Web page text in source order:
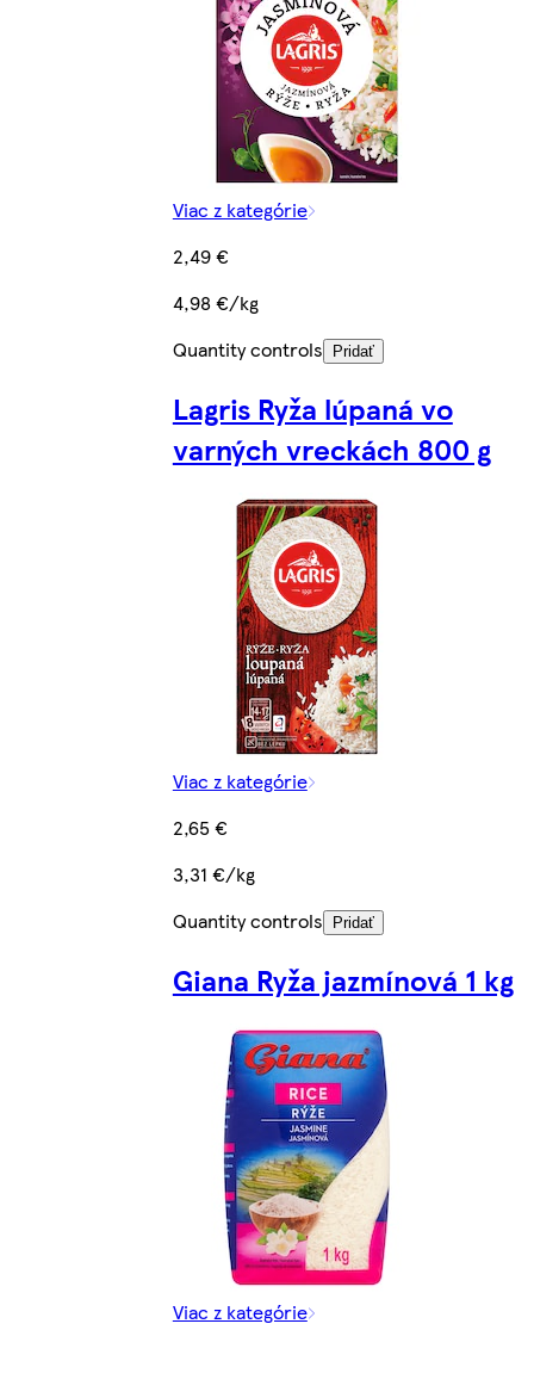
Viac z kategórie
2,49 €
4,98 €/kg
Quantity controls
Pridať
Lagris Ryža lúpaná vo
varných vreckách 800 g
Viac z kategórie
2,65 €
3,31 €/kg
Quantity controls
Pridať
Giana Ryža jazmínová 1 kg
Viac z kategórie